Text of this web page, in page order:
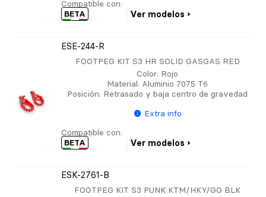
Compatible con:
BETA
Ver modelos
ESE-244-R
FOOTPEG KIT S3 HR SOLID GASGAS RED
Color: Rojo
Material: Aluminio 7075 T6
Posición: Retrasado y baja centro de gravedad
Extra info
Compatible con:
BETA
Ver modelos
ESK-2761-B
FOOTPEG KIT S3 PUNK KTM/HKY/GG BLK